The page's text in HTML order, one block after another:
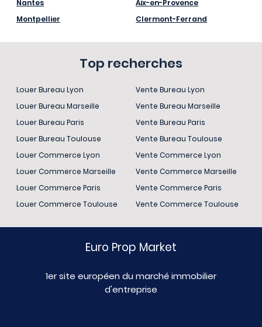
Nantes
Montpellier
Aix-en-Provence
Clermont-Ferrand
Top recherches
Louer Bureau Lyon
Louer Bureau Marseille
Louer Bureau Paris
Louer Bureau Toulouse
Louer Commerce Lyon
Louer Commerce Marseille
Louer Commerce Paris
Louer Commerce Toulouse
Vente Bureau Lyon
Vente Bureau Marseille
Vente Bureau Paris
Vente Bureau Toulouse
Vente Commerce Lyon
Vente Commerce Marseille
Vente Commerce Paris
Vente Commerce Toulouse
Euro Prop Market
1er site européen du marché immobilier
d'entreprise